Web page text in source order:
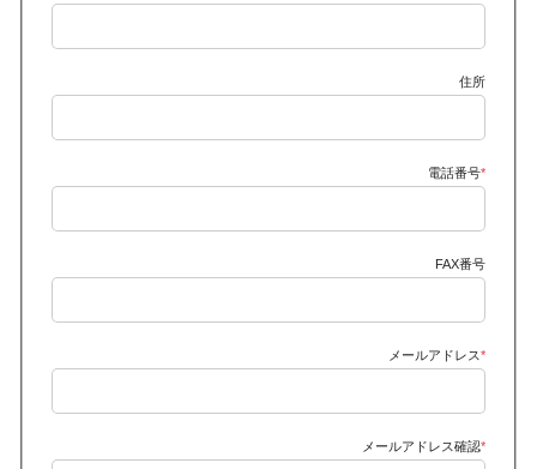
住所
電話番号*
FAX番号
メールアドレス*
メールアドレス確認*